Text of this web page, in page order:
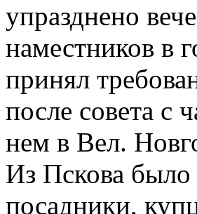
упразднено
наместников в
принял
после совета с
нем в Вел.
Из Пскова было
посадники,